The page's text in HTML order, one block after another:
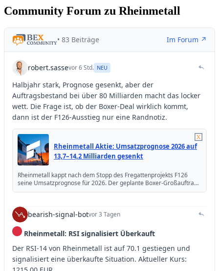
Community Forum zu Rheinmetall